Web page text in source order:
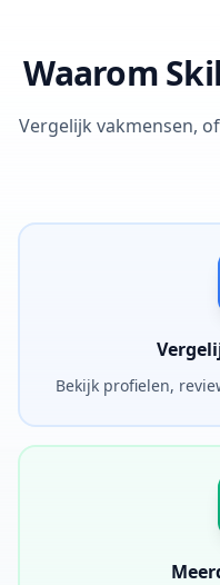
Waarom
Vergelijk vakmensen,
Bekijk profielen,